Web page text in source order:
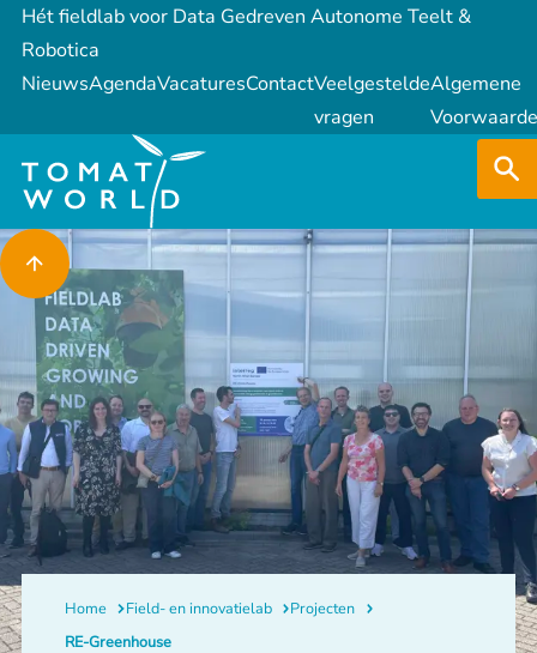
Hét fieldlab voor Data Gedreven Autonome Teelt &
Robotica
NieuwsAgendaVacaturesContactVeelgestelde
vragen
Algemene
Home Field- en innovatielab
Projecten
RE-Greenhouse